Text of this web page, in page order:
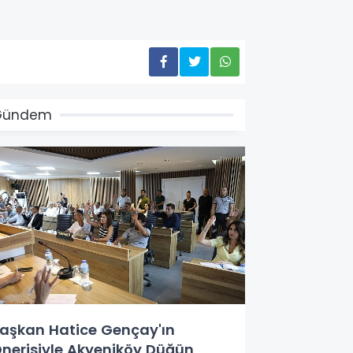
Hatice Gençay'ın